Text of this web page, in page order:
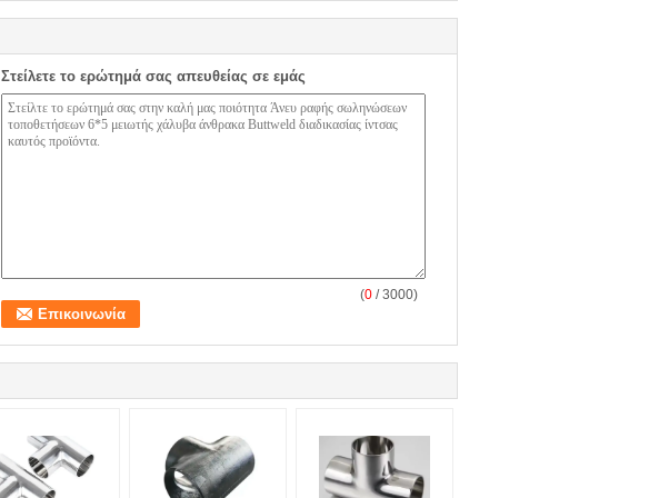
Στείλετε το ερώτημά σας απευθείας σε εμάς
(0 / 3000)